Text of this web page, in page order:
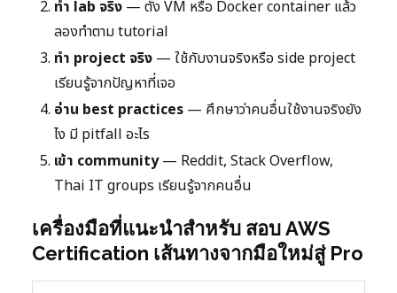
ทำ lab จริง — ตั้ง VM หรือ Docker container แล้ว
ลองทำตาม tutorial
ทำ project จริง — ใช้กับงานจริงหรือ side project
เรียนรู้จากปัญหาที่เจอ
อ่าน best practices — ศึกษาว่าคนอื่นใช้งานจริงยัง
ไง มี pitfall อะไร
เข้า community— Reddit, Stack Overflow,
Thai IT groups เรียนรู้จากคนอื่น
เครื่องมือที่แนะนำสำหรับ สอบ AWS
Certification เส้นทางจากมือใหม่สู่ Pro